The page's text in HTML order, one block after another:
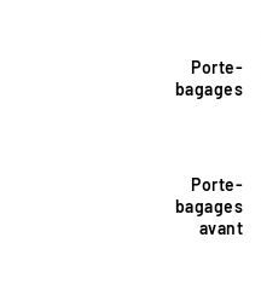
Porte-
bagages
Porte-
bagages
avant